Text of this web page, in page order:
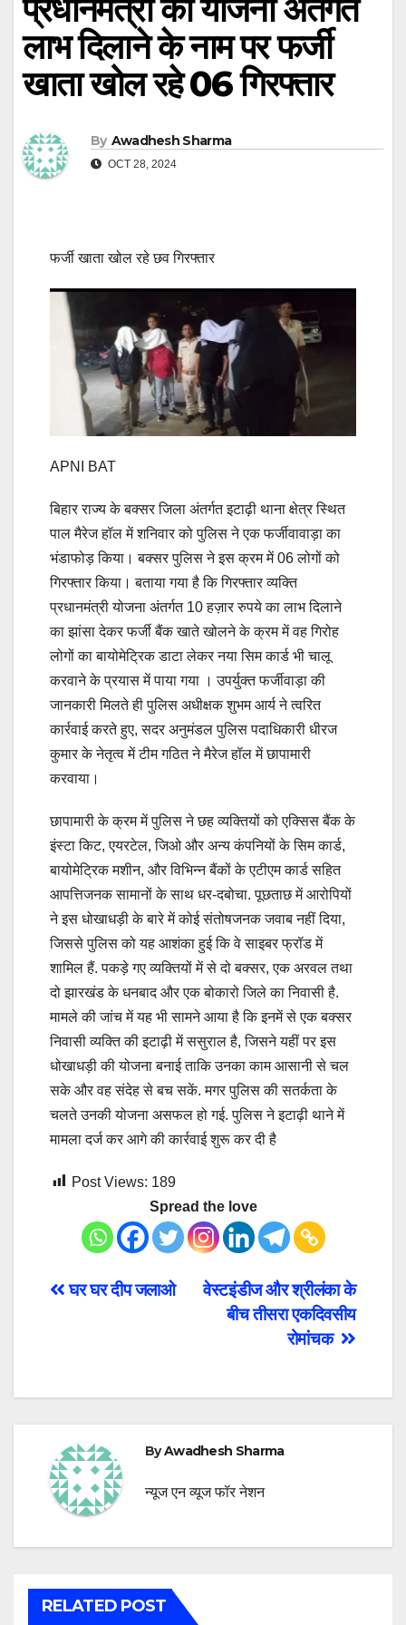
प्रधानमंत्री की योजना अंतर्गत
लाभ दिलाने के नाम पर फर्जी
खाता खोल रहे 06 गिरफ्तार
By Awadhesh Sharma
OCT 28, 2024
फर्जी खाता खोल रहे छव गिरफ्तार
APNI BAT
बिहार राज्य के बक्सर जिला अंतर्गत इटाढ़ी थाना क्षेत्र स्थित
पाल मैरेज हॉल में शनिवार को पुलिस ने एक फर्जीवावाड़ा का
भंडाफोड़ किया। बक्सर पुलिस ने इस क्रम में 06 लोगों को
गिरफ्तार किया। बताया गया है कि गिरफ्तार व्यक्ति
प्रधानमंत्री योजना अंतर्गत 10 हज़ार रुपये का लाभ दिलाने
का झांसा देकर फर्जी बैंक खाते खोलने के क्रम में वह गिरोह
लोगों का बायोमेट्रिक डाटा लेकर नया सिम कार्ड भी चालू
करवाने के प्रयास में पाया गया । उपर्युक्त फर्जीवाड़ा की
जानकारी मिलते ही पुलिस अधीक्षक शुभम आर्य ने त्वरित
कार्रवाई करते हुए, सदर अनुमंडल पुलिस पदाधिकारी धीरज
कुमार के नेतृत्व में टीम गठित ने मैरेज हॉल में छापामारी
करवाया।
छापामारी के क्रम में पुलिस ने छह व्यक्तियों को एक्सिस बैंक के
इंस्टा किट, एयरटेल, जिओ और अन्य कंपनियों के सिम कार्ड,
बायोमेट्रिक मशीन, और विभिन्न बैंकों के एटीएम कार्ड सहित
आपत्तिजनक सामानों के साथ धर-दबोचा. पूछताछ में आरोपियों
ने इस धोखाधड़ी के बारे में कोई संतोषजनक जवाब नहीं दिया,
जिससे पुलिस को यह आशंका हुई कि वे साइबर फ्रॉड में
शामिल हैं. पकड़े गए व्यक्तियों में से दो बक्सर, एक अरवल तथा
दो झारखंड के धनबाद और एक बोकारो जिले का निवासी है.
मामले की जांच में यह भी सामने आया है कि इनमें से एक बक्सर
निवासी व्यक्ति की इटाढ़ी में ससुराल है, जिसने यहीं पर इस
धोखाधड़ी की योजना बनाई ताकि उनका काम आसानी से चल
सके और वह संदेह से बच सकें. मगर पुलिस की सतर्कता के
चलते उनकी योजना असफल हो गई. पुलिस ने इटाढ़ी थाने में
मामला दर्ज कर आगे की कार्रवाई शुरू कर दी है
Post Views: 189
Spread the love
Post
वेस्टइंडीज और श्रीलंका के
बीच तीसरा एकदिवसीय
रोमांचक
घर घर दीप जलाओ
ByAwadhesh Sharma
न्यूज एन व्यूज फॉर नेशन
RELATED POST